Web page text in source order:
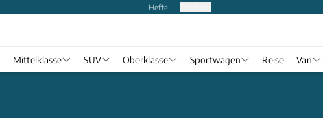
Hefte
Mittelklasse SUV Oberklasse Sportwagen Reise Van